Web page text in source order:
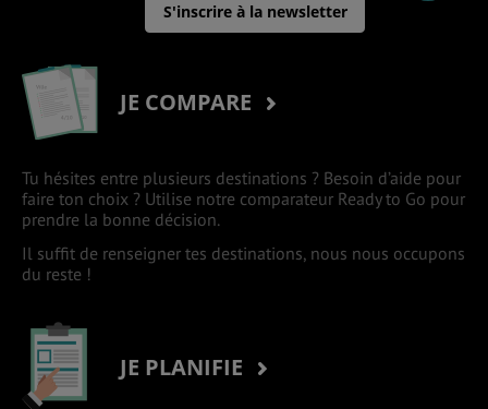
S'inscrire à la newsletter
JE COMPARE
Tu hésites entre plusieurs destinations ? Besoin d’aide pour
faire ton choix ? Utilise notre comparateur Ready to Go pour
prendre la bonne décision.
Il suffit de renseigner tes destinations, nous nous occupons
du reste !
JE PLANIFIE